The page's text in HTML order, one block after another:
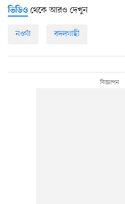
ভিডিও থেকে আরও দেখুন
নওগাঁ বদলগাছী